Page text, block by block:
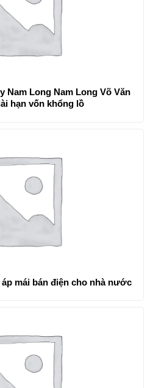
Nam Long Nam Long Võ Văn
hạn vốn khổng lồ
mái bán điện cho nhà nước